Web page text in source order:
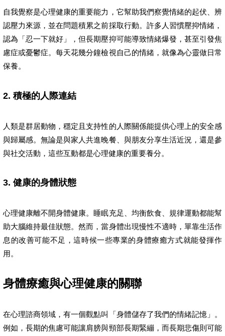
自我覺察是心理健康的重要能力，它幫助我們察覺情緒的起伏、辨
認壓力來源，並在問題積累之前採取行動。許多人習慣壓抑情緒，
認為「忍一下就好」，但長期壓抑可能導致情緒爆發，甚至引發焦
慮症或憂鬱症。每天花幾分鐘檢視自己的情緒，就像為心靈做日常
保養。
2. 積極的人際連結
人類是群居動物，穩定且支持性的人際關係能提供心理上的安全感
與歸屬感。無論是與家人共進晚餐、與朋友分享生活近況，還是參
與社交活動，這些互動都是心理健康的重要養分。
3. 健康的身體狀態
心理健康離不開身體健康。睡眠充足、均衡飲食、規律運動都能幫
助大腦維持最佳狀態。然而，當身體出現慢性不適時，單靠生活作
息的改善可能不足，這時候一些專業的身體療癒方式就能發揮作
用。
身體療癒與心理健康的關聯
在心理諮商領域，有一個觀點叫「身體儲存了我們的情緒記憶」。
例如，長期的焦慮可能讓肩膀與頸部長期緊繃，而長期悲傷則可能